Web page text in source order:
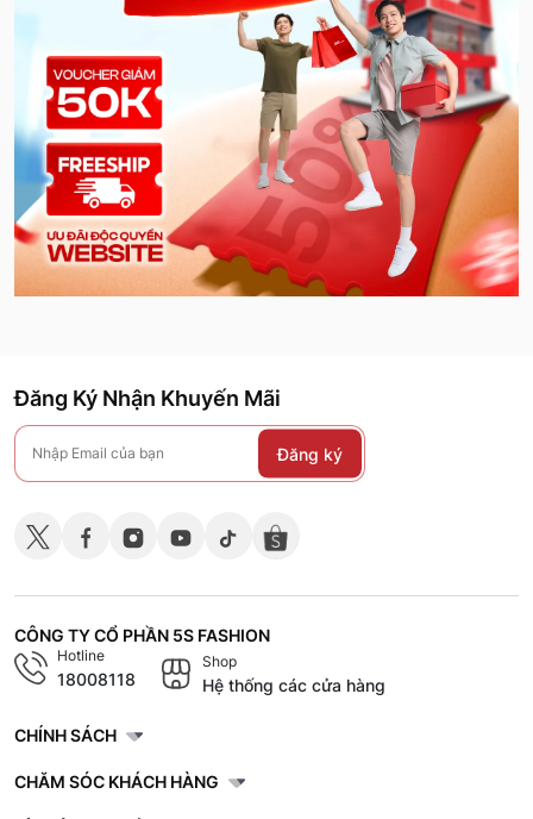
Đăng Ký Nhận Khuyến Mãi
Đăng ký
CÔNG TY CỔ PHẦN 5S FASHION
Hotline
18008118
Shop
Hệ thống các cửa hàng
CHÍNH SÁCH
CHĂM SÓC KHÁCH HÀNG